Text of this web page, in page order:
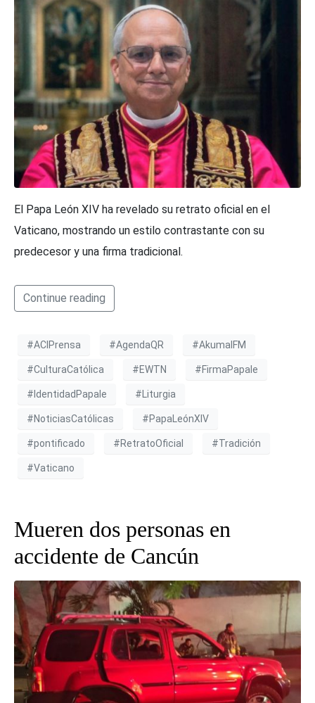
El Papa León XIV ha revelado su retrato oficial en el
Vaticano, mostrando un estilo contrastante con su
predecesor y una firma tradicional.
Continue reading
#ACIPrensa #AgendaQR #AkumalFM
#CulturaCatólica #EWTN #FirmaPapale
#IdentidadPapale #Liturgia
#NoticiasCatólicas #PapaLeónXIV
#pontificado #RetratoOficial #Tradición
#Vaticano
Mueren dos personas en
accidente de Cancún